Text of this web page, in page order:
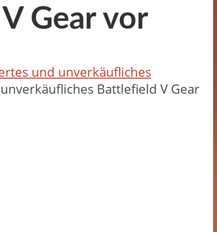
Gear vor
und unverkäufliches
Battlefield V Gear